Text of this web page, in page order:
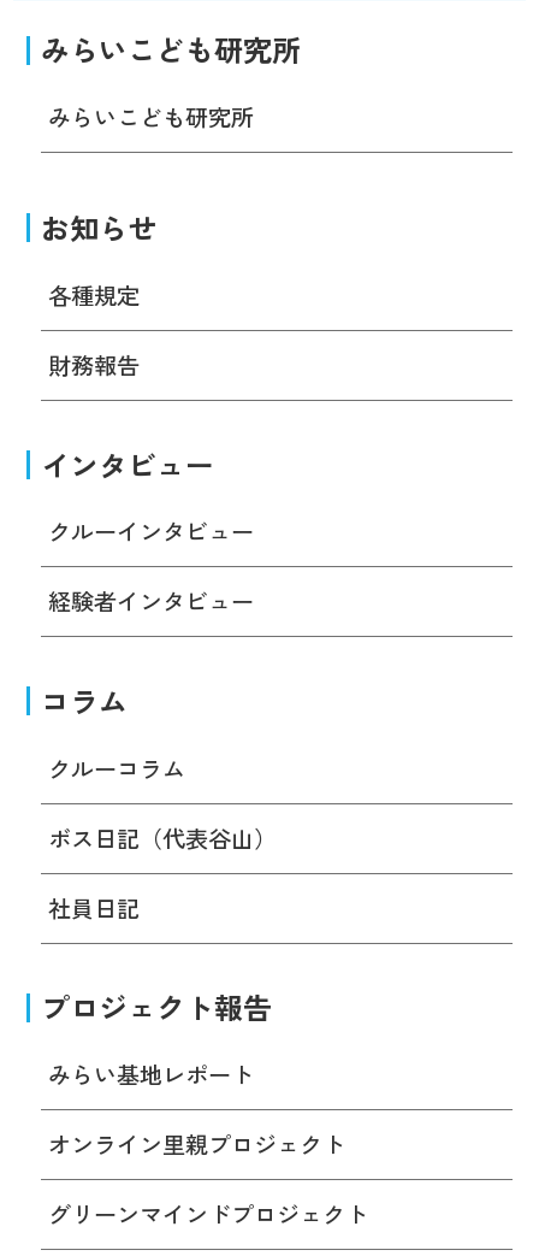
みらいこども研究所
みらいこども研究所
お知らせ
各種規定
財務報告
インタビュー
クルーインタビュー
経験者インタビュー
コラム
クルーコラム
ボス日記（代表谷山）
社員日記
プロジェクト報告
みらい基地レポート
オンライン里親プロジェクト
グリーンマインドプロジェクト